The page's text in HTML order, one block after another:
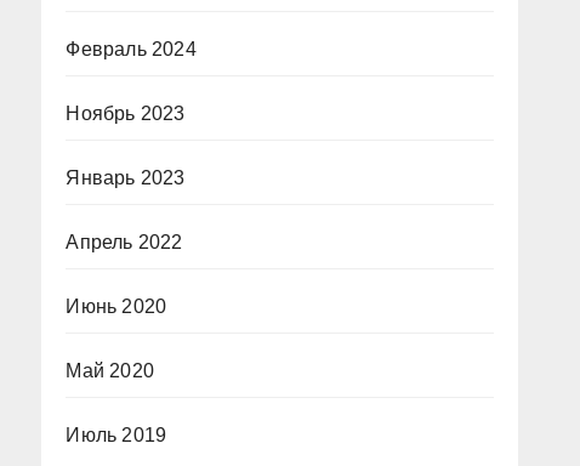
Февраль 2024
Ноябрь 2023
Январь 2023
Апрель 2022
Июнь 2020
Май 2020
Июль 2019